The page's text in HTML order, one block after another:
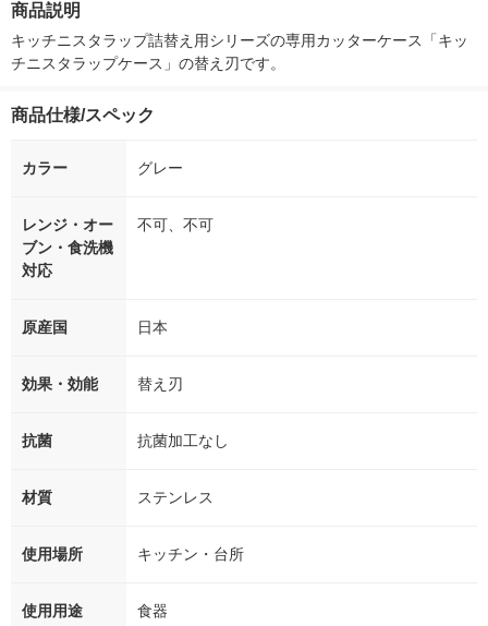
シ） オリジナル
オリジナル
商品説明
キッチニスタラップ詰替え用シリーズの専用カッターケース「キッ
チニスタラップケース」の替え刃です。
商品仕様/スペック
カラー グレー
レンジ・オー
ブン・食洗機
対応
不可、不可
原産国 日本
効果・効能 替え刃
抗菌 抗菌加工なし
材質 ステンレス
使用場所 キッチン・台所
使用用途 食器